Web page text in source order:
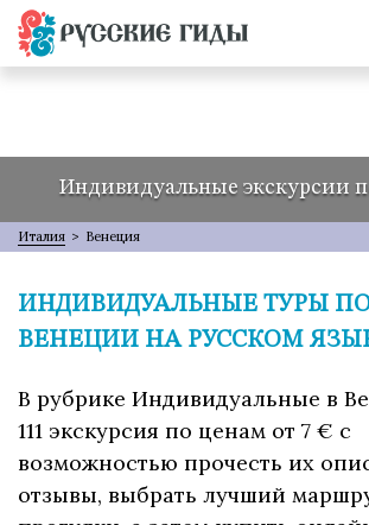
Индивидуальные экскурсии
Италия > Венеция
ИНДИВИДУАЛЬНЫЕ ТУРЫ ПО
ВЕНЕЦИИ НА РУССКОМ
В рубрике Индивидуальные в
111 экскурсия по ценам от 7 € с
возможностью прочесть их
отзывы, выбрать лучший